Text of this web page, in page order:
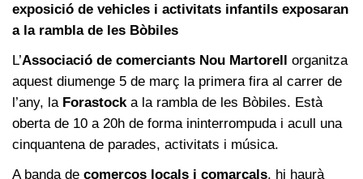
exposició de vehicles i activitats infantils exposaran
a la rambla de les Bòbiles
L’Associació de comerciants Nou Martorell organitza
aquest diumenge 5 de març la primera fira al carrer de
l’any, la Forastock a la rambla de les Bòbiles. Està
oberta de 10 a 20h de forma ininterrompuda i acull una
cinquantena de parades, activitats i música.
A banda de comerços locals i comarcals, hi haurà